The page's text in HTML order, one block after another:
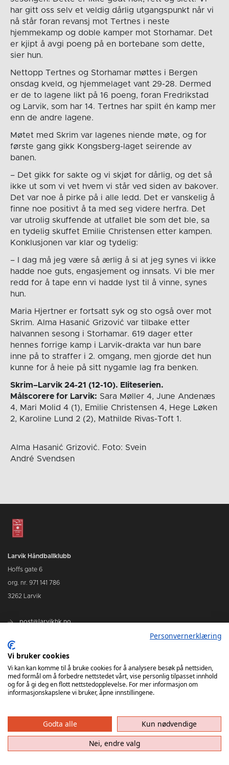
har gitt oss selv et veldig dårlig utgangspunkt når vi
nå står foran revansj mot Tertnes i neste
hjemmekamp og doble kamper mot Storhamar. Det
er kjipt å avgi poeng på en bortebane som dette,
sier hun.
Nettopp Tertnes og Storhamar møttes i Bergen
onsdag kveld, og hjemmelaget vant 29-28. Dermed
er de to lagene likt på 16 poeng, foran Fredrikstad
og Larvik, som har 14. Tertnes har spilt én kamp mer
enn de andre lagene.
Møtet med Skrim var lagenes niende møte, og for
første gang gikk Kongsberg-laget seirende av
banen.
– Det gikk for sakte og vi skjøt for dårlig, og det så
ikke ut som vi vet hvem vi står ved siden av bakover.
Det var noe å pirke på i alle ledd. Det er vanskelig å
finne noe positivt å ta med seg videre herfra. Det
var utrolig skuffende at utfallet ble som det ble, sa
en tydelig skuffet Emilie Christensen etter kampen.
Konklusjonen var klar og tydelig:
– I dag må jeg være så ærlig å si at jeg synes vi ikke
hadde noe guts, engasjement og innsats. Vi ble mer
redd for å tape enn vi hadde lyst til å vinne, synes
hun.
Maria Hjertner er fortsatt syk og sto også over mot
Skrim. Alma Hasanić Grizović var tilbake etter
halvannen sesong i Storhamar. 619 dager etter
hennes forrige kamp i Larvik-drakta var hun bare
inne på to straffer i 2. omgang, men gjorde det hun
kunne for å heie på sitt nygamle lag fra benken.
Skrim–Larvik 24-21 (12-10). Eliteserien.
Målscorere for Larvik: Sara Møller 4, June Andenæs
4, Mari Molid 4 (1), Emilie Christensen 4, Hege Løken
2, Karoline Lund 2 (2), Mathilde Rivas-Toft 1.
Alma Hasanić Grizović. Foto: Svein
André Svendsen
Larvik Håndballklubb
Hoffs gate 6
org. nr. 971 141 786
3262 Larvik
post@larvikhk.no
Personvernerklæring
Vi bruker cookies
Vi kan kan komme til å bruke cookies for å analysere besøk på nettsiden,
med formål om å forbedre nettstedet vårt, vise personlig tilpasset innhold
og for å gi deg en flott nettstedopplevelse. For mer informasjon om
informasjonskapslene vi bruker, åpne innstillingene.
Godta alle
Kun nødvendige
Nei, endre valg